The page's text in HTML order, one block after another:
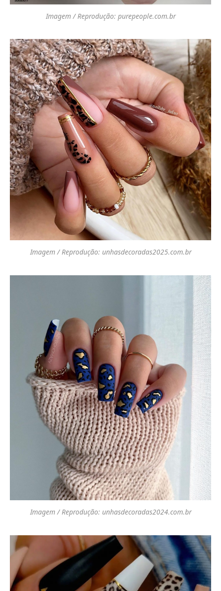
Imagem / Reprodução: purepeople.com.br
Imagem / Reprodução: unhasdecoradas2025.com.br
Imagem / Reprodução: unhasdecoradas2024.com.br